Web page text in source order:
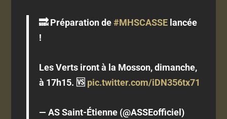
🔜 Préparation de#MHSCASSE lancée
!
Les Verts iront à la Mosson, dimanche,
à 17h15. 🆚 pic.twitter.com/iDN356tx71
— AS Saint-Étienne (@ASSEofficiel)